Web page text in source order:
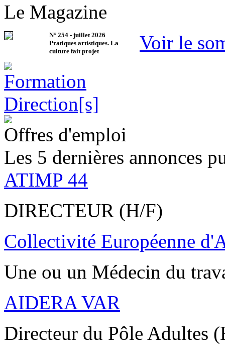
Le Magazine
N° 254 - juillet 2026
Pratiques artistiques. La
culture fait projet
Voir le
Offres d'emploi
Les 5 dernières annonces
ATIMP 44
DIRECTEUR (H/F)
Collectivité Européenne
Une ou un Médecin du
AIDERA VAR
Directeur du Pôle Adultes